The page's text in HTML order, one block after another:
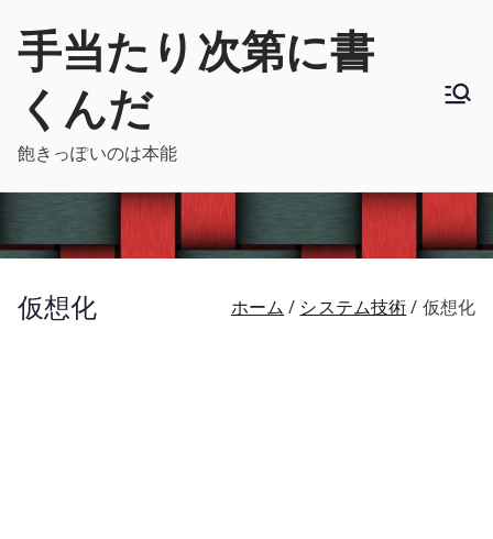
手当たり次第に書
くんだ
飽きっぽいのは本能
仮想化 ホーム システム技術 仮想化